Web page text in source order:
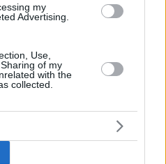
my
Advertising.
Use,
of my
with the
collected.
τελικών: